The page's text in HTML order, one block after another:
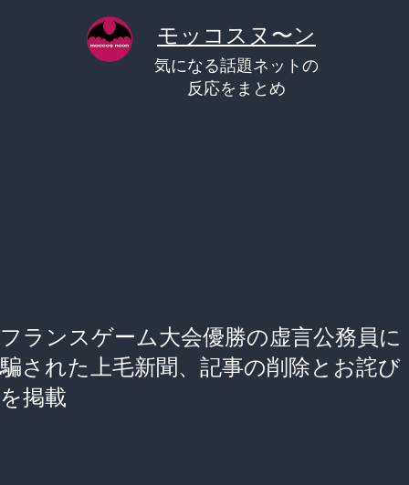
モッコスヌ〜ン
気になる話題ネットの
反応をまとめ
フランスゲーム大会優勝の虚言公務員に
騙された上毛新聞、記事の削除とお詫び
を掲載